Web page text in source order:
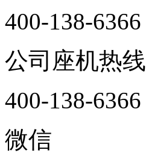
400-138-6366
公司座机热线
400-138-6366
微信